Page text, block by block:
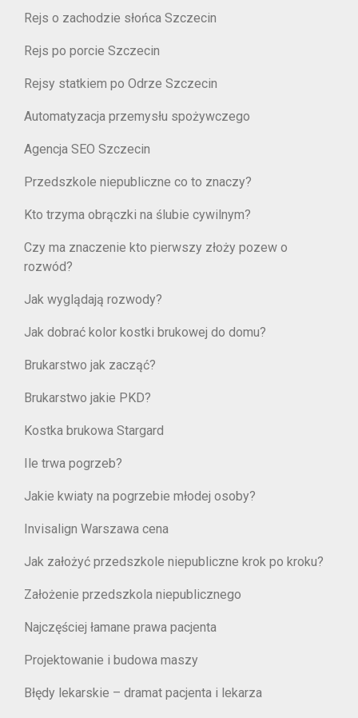
Rejs o zachodzie słońca Szczecin
Rejs po porcie Szczecin
Rejsy statkiem po Odrze Szczecin
Automatyzacja przemysłu spożywczego
Agencja SEO Szczecin
Przedszkole niepubliczne co to znaczy?
Kto trzyma obrączki na ślubie cywilnym?
Czy ma znaczenie kto pierwszy złoży pozew o
rozwód?
Jak wyglądają rozwody?
Jak dobrać kolor kostki brukowej do domu?
Brukarstwo jak zacząć?
Brukarstwo jakie PKD?
Kostka brukowa Stargard
Ile trwa pogrzeb?
Jakie kwiaty na pogrzebie młodej osoby?
Invisalign Warszawa cena
Jak założyć przedszkole niepubliczne krok po kroku?
Założenie przedszkola niepublicznego
Najczęściej łamane prawa pacjenta
Projektowanie i budowa maszy
Błędy lekarskie – dramat pacjenta i lekarza